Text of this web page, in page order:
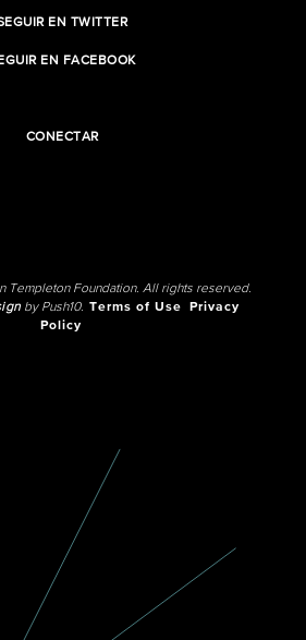
EN TWITTER
EN FACEBOOK
CONECTAR
Templeton Foundation. All rights reserved.
by Push10. Terms of Use
Privacy
Policy